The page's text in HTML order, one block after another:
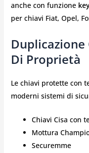
anche con funzione
per chiavi Fiat, Opel,
Duplicazione
Di Proprietà
Le chiavi protette con
moderni sistemi di
Chiavi Cisa con
Mottura
Securemme